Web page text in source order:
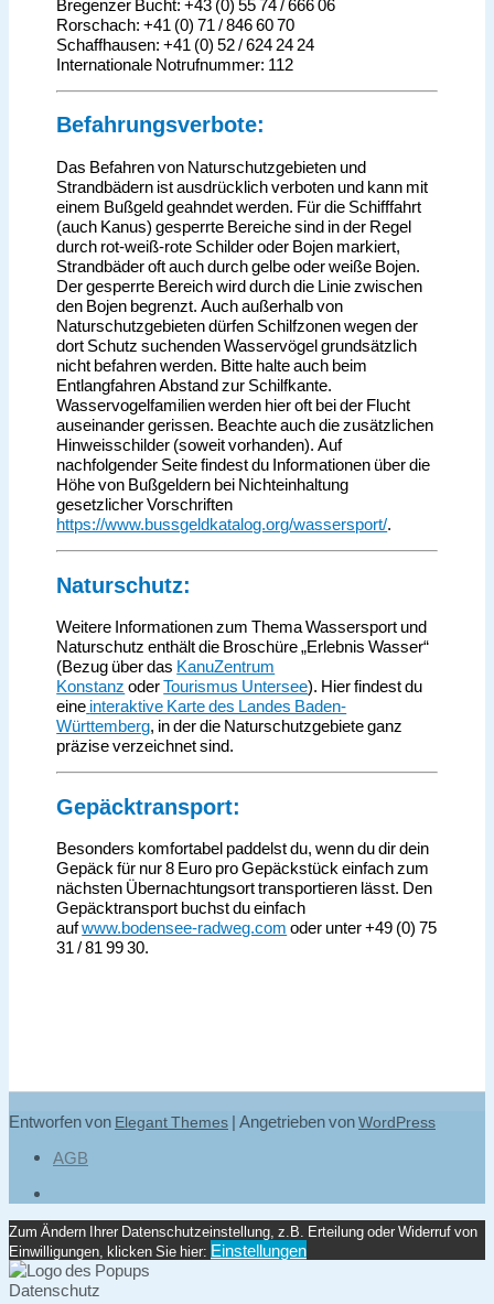
Bregenzer Bucht: +43 (0) 55 74 / 666 06
Rorschach: +41 (0) 71 / 846 60 70
Schaffhausen: +41 (0) 52 / 624 24 24
Internationale Notrufnummer: 112
Befahrungsverbote:
Das Befahren von Naturschutzgebieten und
Strandbädern ist ausdrücklich verboten und kann mit
einem Bußgeld geahndet werden. Für die Schifffahrt
(auch Kanus) gesperrte Bereiche sind in der Regel
durch rot-weiß-rote Schilder oder Bojen markiert,
Strandbäder oft auch durch gelbe oder weiße Bojen.
Der gesperrte Bereich wird durch die Linie zwischen
den Bojen begrenzt. Auch außerhalb von
Naturschutzgebieten dürfen Schilfzonen wegen der
dort Schutz suchenden Wasservögel grundsätzlich
nicht befahren werden. Bitte halte auch beim
Entlangfahren Abstand zur Schilfkante.
Wasservogelfamilien werden hier oft bei der Flucht
auseinander gerissen. Beachte auch die zusätzlichen
Hinweisschilder (soweit vorhanden). Auf
nachfolgender Seite findest du Informationen über die
Höhe von Bußgeldern bei Nichteinhaltung
gesetzlicher Vorschriften
https://www.bussgeldkatalog.org/wassersport/.
Naturschutz:
Weitere Informationen zum Thema Wassersport und
Naturschutz enthält die Broschüre „Erlebnis Wasser“
(Bezug über das KanuZentrum
Konstanz oderTourismus Untersee). Hier findest du
eine interaktive Karte des Landes Baden-
Württemberg, in der die Naturschutzgebiete ganz
präzise verzeichnet sind.
Gepäcktransport:
Besonders komfortabel paddelst du, wenn du dir dein
Gepäck für nur 8 Euro pro Gepäckstück einfach zum
nächsten Übernachtungsort transportieren lässt. Den
Gepäcktransport buchst du einfach
aufwww.bodensee-radweg.com oder unter +49 (0) 75
31 / 81 99 30.
Entworfen von Elegant Themes | Angetrieben vonWordPress
AGB
Zum Ändern Ihrer Datenschutzeinstellung, z.B. Erteilung oder Widerruf von
Einwilligungen, klicken Sie hier: Einstellungen
Datenschutz